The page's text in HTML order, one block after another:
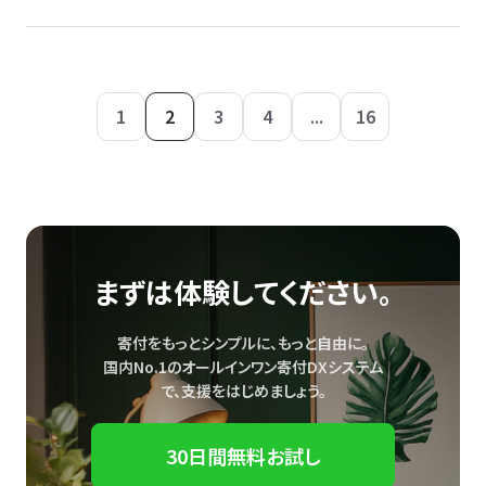
1 2 3 4 ... 16
まずは体験してください。
寄付をもっとシンプルに、もっと自由に。
国内No.1のオールインワン寄付DXシステム
で、支援をはじめましょう。
30日間無料お試し